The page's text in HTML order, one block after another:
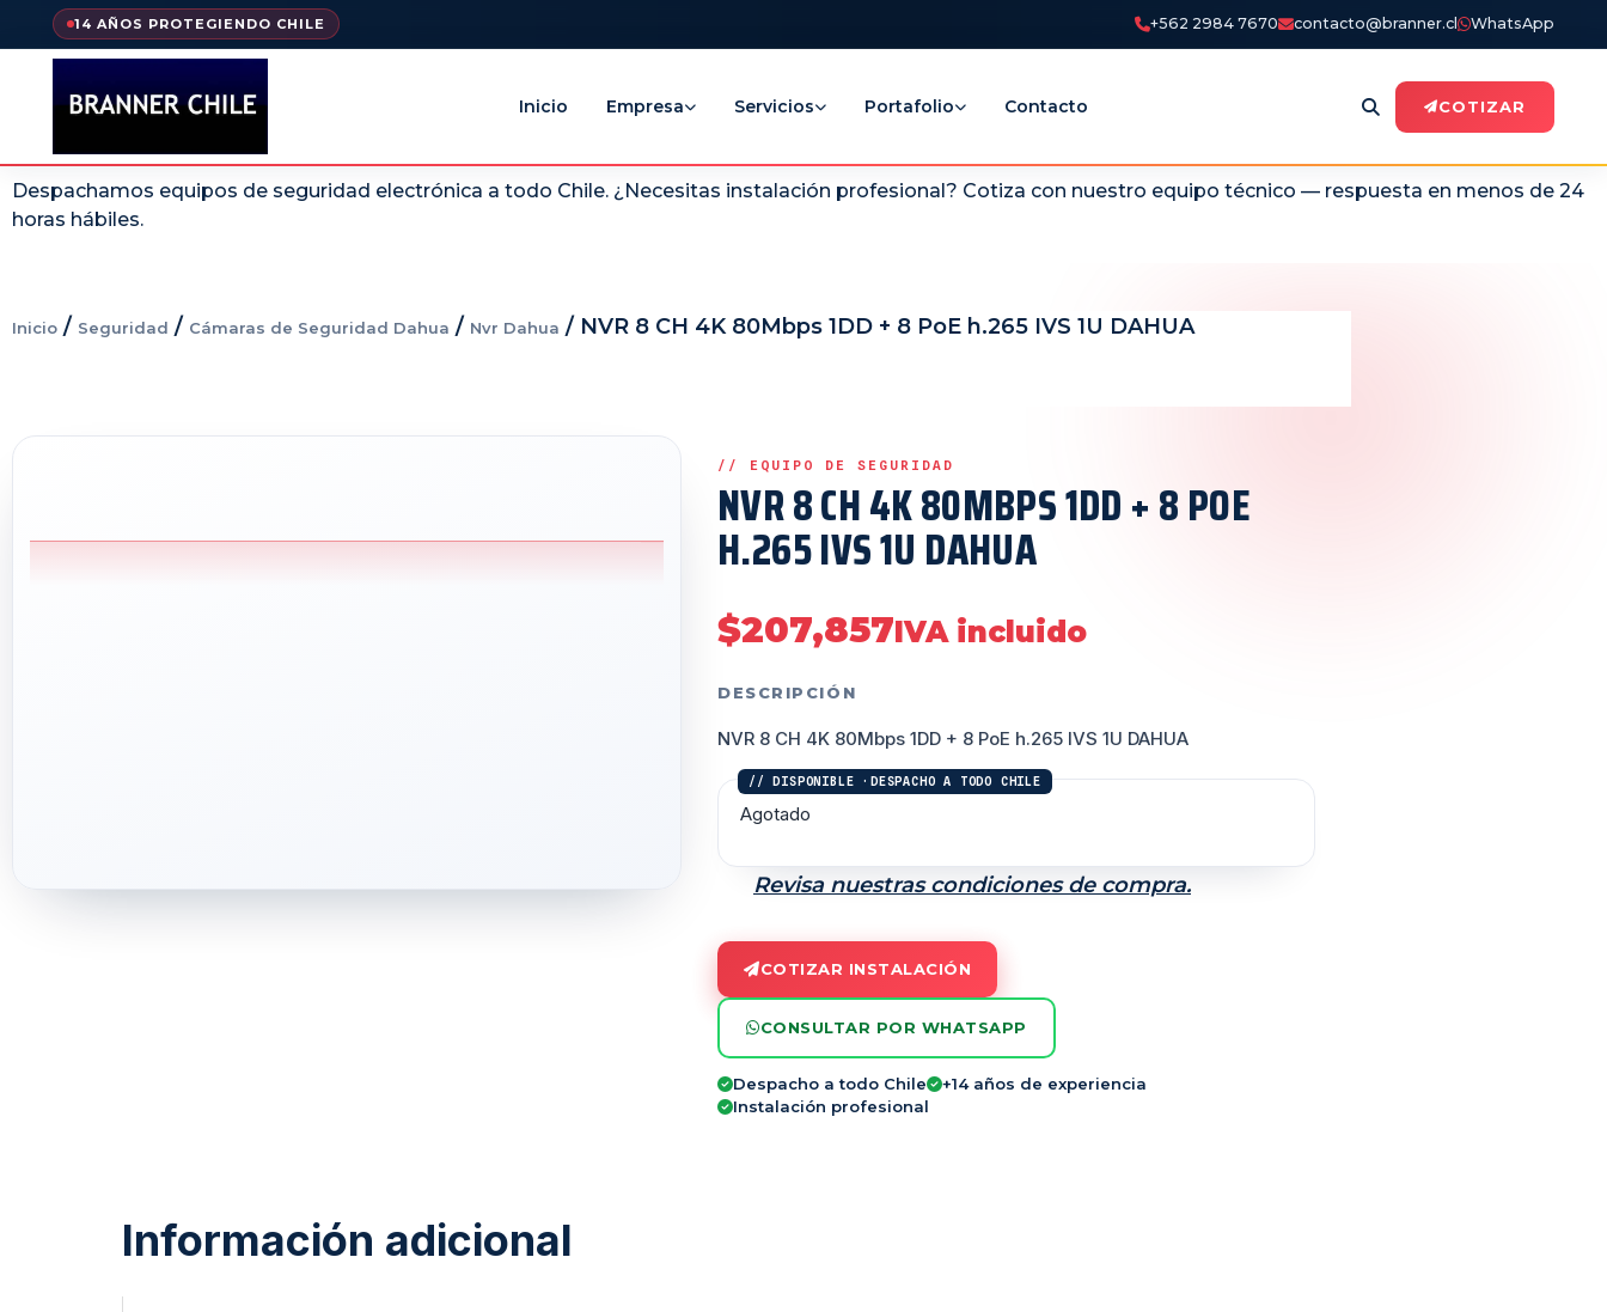
14 AÑOS PROTEGIENDO CHILE +562 2984 7670 contacto@branner.cl WhatsApp
Inicio Empresa Servicios Portafolio Contacto COTIZAR
Despachamos equipos de seguridad electrónica a todo Chile. ¿Necesitas instalación profesional? Cotiza con nuestro equipo técnico — respuesta en menos de 24
horas hábiles.
Inicio / Seguridad / Cámaras de Seguridad Dahua / Nvr Dahua / NVR 8 CH 4K 80Mbps 1DD + 8 PoE h.265 IVS 1U DAHUA
NVR 8 CH 4K 80MBPS 1DD + 8 POE
H.265 IVS 1U DAHUA
$207,857IVA incluido
DESCRIPCIÓN
NVR 8 CH 4K 80Mbps 1DD + 8 PoE h.265 IVS 1U DAHUA
Agotado
Revisa nuestras condiciones de compra.
COTIZAR INSTALACIÓN
CONSULTAR POR WHATSAPP
Despacho a todo Chile
+14 años de experiencia
Instalación profesional
Información adicional